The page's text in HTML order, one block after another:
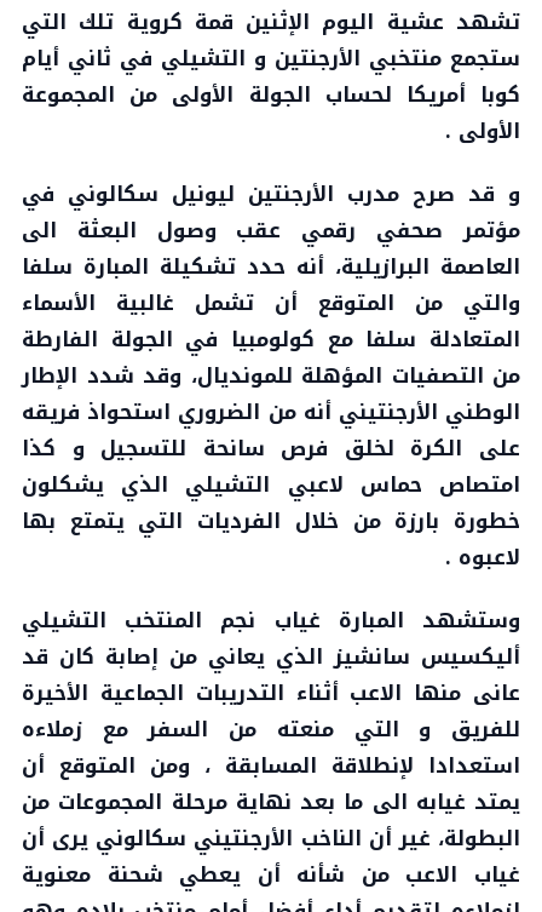
تشهد عشية اليوم الإثنين قمة كروية تلك التي
ستجمع منتخبي الأرجنتين و التشيلي في ثاني أيام
كوبا أمريكا لحساب الجولة الأولى من المجموعة
الأولى .
و قد صرح مدرب الأرجنتين ليونيل سكالوني في
مؤتمر صحفي رقمي عقب وصول البعثة الى
العاصمة البرازيلية، أنه حدد تشكيلة المبارة سلفا
والتي من المتوقع أن تشمل غالبية الأسماء
المتعادلة سلفا مع كولومبيا في الجولة الفارطة
من التصفيات المؤهلة للمونديال، وقد شدد الإطار
الوطني الأرجنتيني أنه من الضروري استحواذ فريقه
على الكرة لخلق فرص سانحة للتسجيل و كذا
امتصاص حماس لاعبي التشيلي الذي يشكلون
خطورة بارزة من خلال الفرديات التي يتمتع بها
لاعبوه .
وستشهد المبارة غياب نجم المنتخب التشيلي
أليكسيس سانشيز الذي يعاني من إصابة كان قد
عانى منها الاعب أثناء التدريبات الجماعية الأخيرة
للفريق و التي منعته من السفر مع زملاءه
استعدادا لإنطلاقة المسابقة ، ومن المتوقع أن
يمتد غيابه الى ما بعد نهاية مرحلة المجموعات من
البطولة، غير أن الناخب الأرجنتيني سكالوني يرى أن
غياب الاعب من شأنه أن يعطي شحنة معنوية